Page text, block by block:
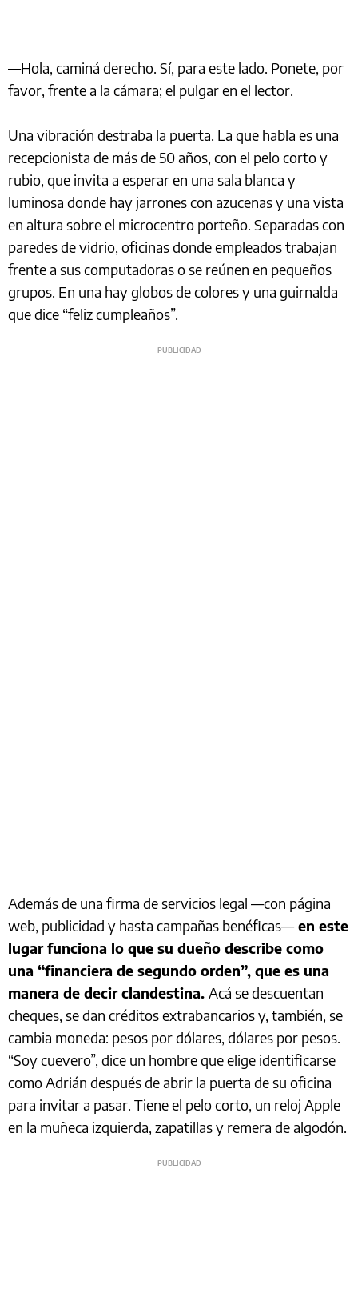
—Hola, caminá derecho. Sí, para este lado. Ponete, por
favor, frente a la cámara; el pulgar en el lector.
Una vibración destraba la puerta. La que habla es una
recepcionista de más de 50 años, con el pelo corto y
rubio, que invita a esperar en una sala blanca y
luminosa donde hay jarrones con azucenas y una vista
en altura sobre el microcentro porteño. Separadas con
paredes de vidrio, oficinas donde empleados trabajan
frente a sus computadoras o se reúnen en pequeños
grupos. En una hay globos de colores y una guirnalda
que dice “feliz cumpleaños”.
Además de una firma de servicios legal —con página
web, publicidad y hasta campañas benéficas—en este
lugar funciona lo que su dueño describe como
una “financiera de segundo orden”, que es una
manera de decir clandestina. Acá se descuentan
cheques, se dan créditos extrabancarios y, también, se
cambia moneda: pesos por dólares, dólares por pesos.
“Soy cuevero”, dice un hombre que elige identificarse
como Adrián después de abrir la puerta de su oficina
para invitar a pasar. Tiene el pelo corto, un reloj Apple
en la muñeca izquierda, zapatillas y remera de algodón.